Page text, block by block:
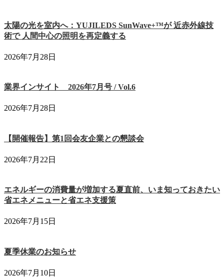
太陽の光を室内へ：YUJILEDS SunWave+™が 近赤外線技
術で 人間中心の照明を再定義する
2026年7月28日
業界インサイト 2026年7月号 / Vol.6
2026年7月28日
【開催報告】第1回会友企業との懇談会
2026年7月22日
エネルギーの消費量が増加する夏直前、いま知っておきたい
省エネメニューと省エネ支援策
2026年7月15日
夏季休業のお知らせ
2026年7月10日